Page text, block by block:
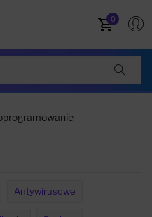
0
Antywirusowe